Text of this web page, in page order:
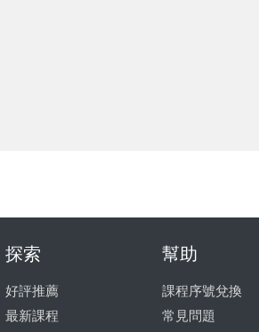
探索
好評推薦
最新課程
幫助
課程序號兌換
常見問題